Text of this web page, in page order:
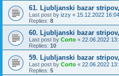
61. Ljubljanski bazar
Last post by izzy « 15.12.2022
Replies: 8
60. Ljubljanski bazar
Last post by Corto « 22.06.2022
Replies: 10
59. Ljubljanski bazar
Last post by Corto « 22.06.2022
Replies: 5